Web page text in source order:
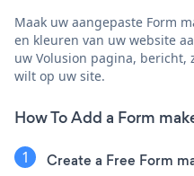
Maak uw aangepaste Form
en kleuren van uw website
uw Volusion pagina, bericht,
wilt op uw site.
How To Add a Form
Create a Free Form